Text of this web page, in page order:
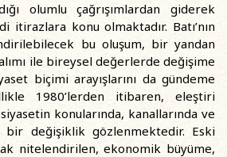
olumlu çağrışımlardan giderek
itirazlara konu olmaktadır. Batı’nın
bu oluşum, bir yandan
ile bireysel değerlerde değişime
biçimi arayışlarını da gündeme
1980’lerden itibaren, eleştiri
konularında, kanallarında ve
bir değişiklik gözlenmektedir. Eski
nitelendirilen, ekonomik büyüme,